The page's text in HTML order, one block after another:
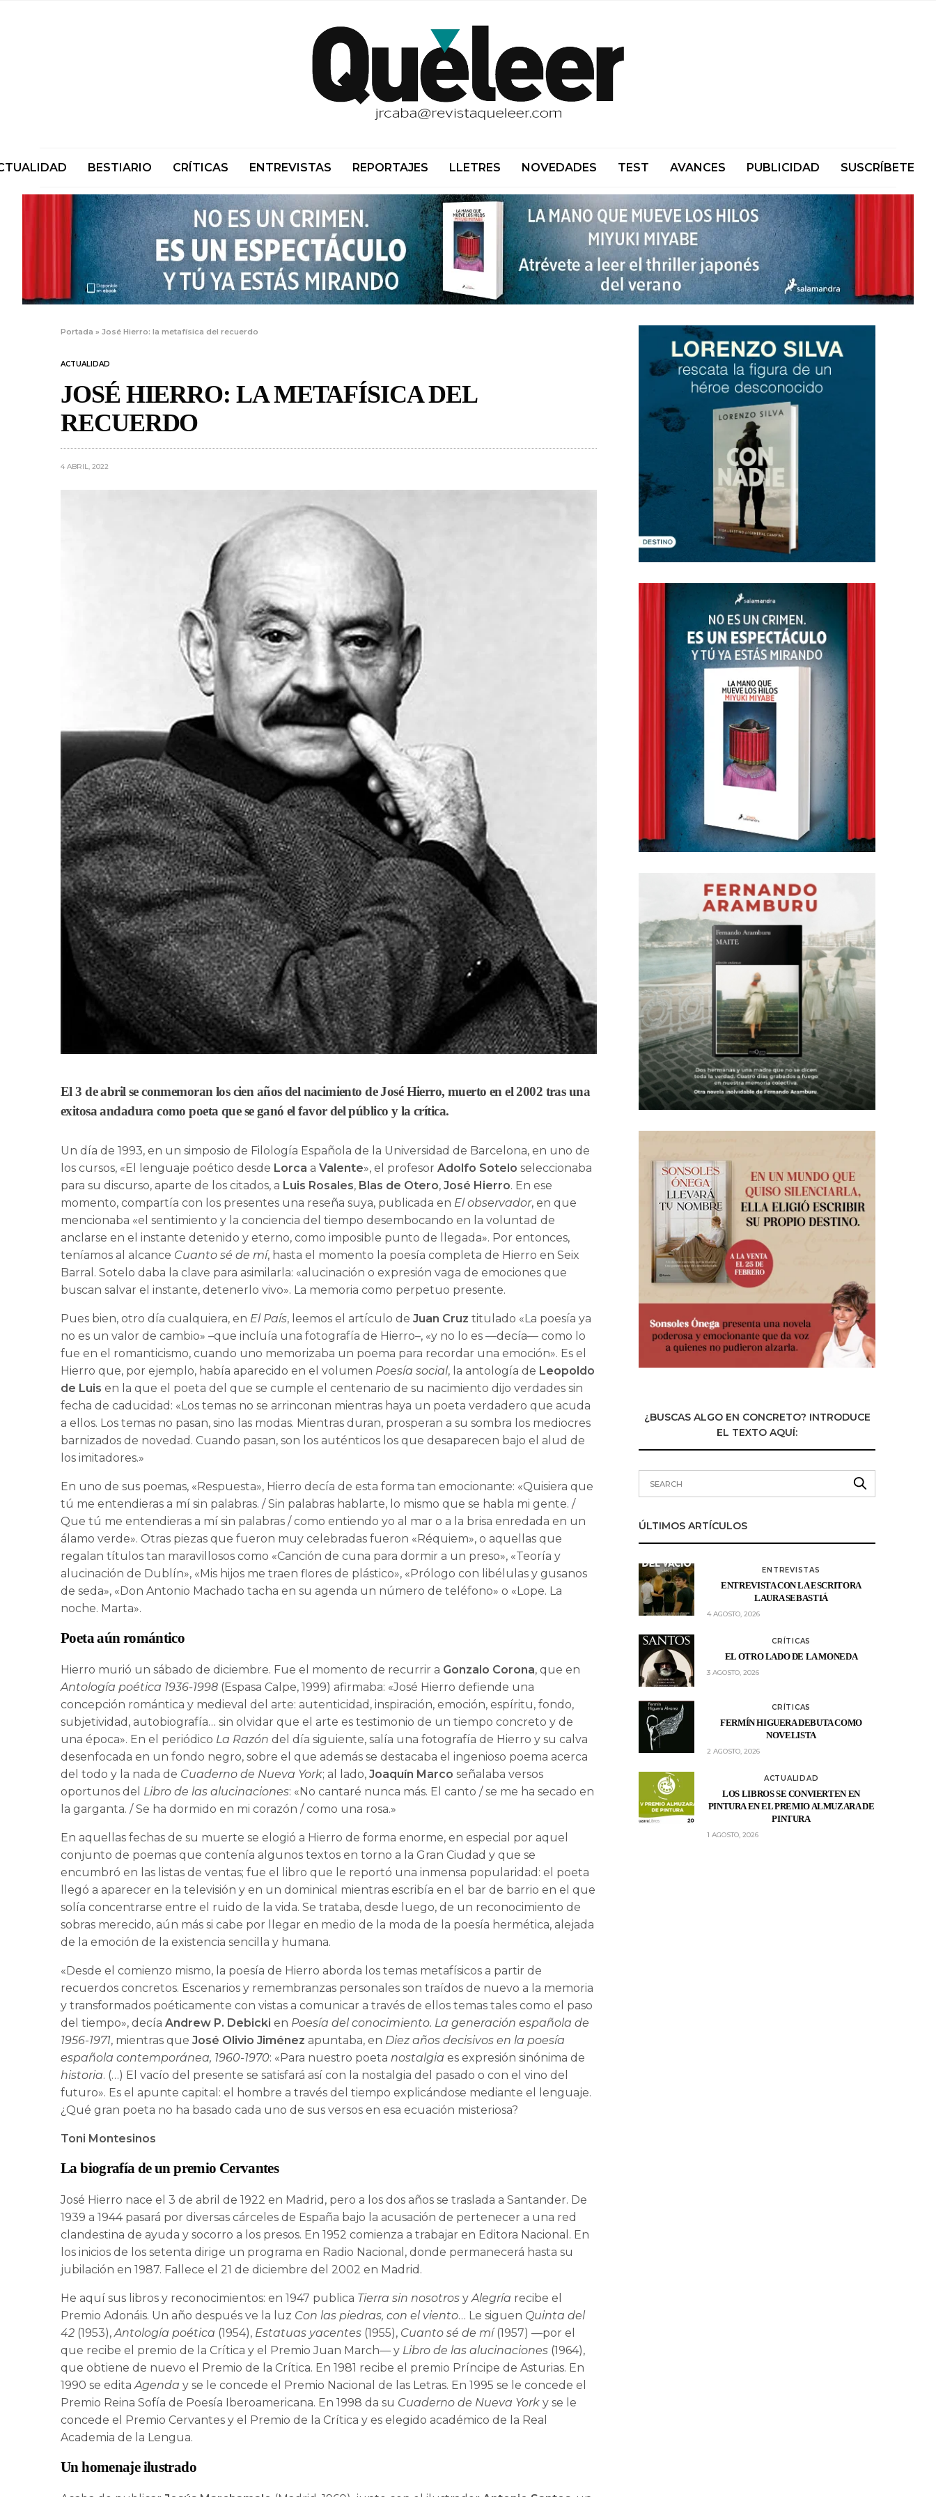
BESTIARIO CRÍTICAS ENTREVISTAS REPORTAJES LLETRES NOVEDADES TEST AVANCES PUBLICIDAD SUSCRÍBETE
Portada »José Hierro: la metafísica del recuerdo
ACTUALIDAD
JOSÉ HIERRO: LA METAFÍSICA DEL
RECUERDO
4 ABRIL, 2022
El 3 de abril se conmemoran los cien años del nacimiento deJosé Hierro, muerto en el 2002 tras una
exitosa andadura como poeta que se ganó el favor del público y la crítica.
Un día de 1993, en un simposio de Filología Española de la Universidad de Barcelona, en uno de
los cursos, «El lenguaje poético desde Lorca aValente», el profesor Adolfo Soteloseleccionaba
para su discurso, aparte de los citados, a Luis Rosales, Blas de Otero,José Hierro. En ese
momento, compartía con los presentes una reseña suya, publicada en El observador, en que
mencionaba «el sentimiento y la conciencia del tiempo desembocando en la voluntad de
anclarse en el instante detenido y eterno, como imposible punto de llegada». Por entonces,
teníamos al alcance Cuanto sé de mí, hasta el momento la poesía completa de Hierro en Seix
Barral. Sotelo daba la clave para asimilarla: «alucinación o expresión vaga de emociones que
buscan salvar el instante, detenerlo vivo». La memoria como perpetuo presente.
Pues bien, otro día cualquiera, en El País, leemos el artículo deJuan Cruz titulado «La poesía ya
no es un valor de cambio» –que incluía una fotografía de Hierro–, «y no lo es —decía— como lo
fue en el romanticismo, cuando uno memorizaba un poema para recordar una emoción». Es el
Hierro que, por ejemplo, había aparecido en el volumen Poesía social, la antología de Leopoldo
de Luis en la que el poeta del que se cumple el centenario de su nacimiento dijo verdades sin
fecha de caducidad: «Los temas no se arrinconan mientras haya un poeta verdadero que acuda
a ellos. Los temas no pasan, sino las modas. Mientras duran, prosperan a su sombra los mediocres
barnizados de novedad. Cuando pasan, son los auténticos los que desaparecen bajo el alud de
los imitadores.»
En uno de sus poemas, «Respuesta», Hierro decía de esta forma tan emocionante: «Quisiera que
tú me entendieras a mí sin palabras. / Sin palabras hablarte, lo mismo que se habla mi gente. /
Que tú me entendieras a mí sin palabras / como entiendo yo al mar o a la brisa enredada en un
álamo verde». Otras piezas que fueron muy celebradas fueron «Réquiem», o aquellas que
regalan títulos tan maravillosos como «Canción de cuna para dormir a un preso», «Teoría y
alucinación de Dublín», «Mis hijos me traen flores de plástico», «Prólogo con libélulas y gusanos
de seda», «Don Antonio Machado tacha en su agenda un número de teléfono» o «Lope. La
noche. Marta».
Poeta aún romántico
Hierro murió un sábado de diciembre. Fue el momento de recurrir a Gonzalo Corona, que en
Antología poética 1936-1998 (Espasa Calpe, 1999) afirmaba: «José Hierro defiende una
concepción romántica y medieval del arte: autenticidad, inspiración, emoción, espíritu, fondo,
subjetividad, autobiografía… sin olvidar que el arte es testimonio de un tiempo concreto y de
una época». En el periódico La Razón del día siguiente, salía una fotografía de Hierro y su calva
desenfocada en un fondo negro, sobre el que además se destacaba el ingenioso poema acerca
del todo y la nada de Cuaderno de Nueva York; al lado,Joaquín Marco señalaba versos
oportunos del Libro de las alucinaciones: «No cantaré nunca más. El canto / se me ha secado en
la garganta. / Se ha dormido en mi corazón / como una rosa.»
En aquellas fechas de su muerte se elogió a Hierro de forma enorme, en especial por aquel
conjunto de poemas que contenía algunos textos en torno a la Gran Ciudad y que se
encumbró en las listas de ventas; fue el libro que le reportó una inmensa popularidad: el poeta
llegó a aparecer en la televisión y en un dominical mientras escribía en el bar de barrio en el que
solía concentrarse entre el ruido de la vida. Se trataba, desde luego, de un reconocimiento de
sobras merecido, aún más si cabe por llegar en medio de la moda de la poesía hermética, alejada
de la emoción de la existencia sencilla y humana.
«Desde el comienzo mismo, la poesía de Hierro aborda los temas metafísicos a partir de
recuerdos concretos. Escenarios y remembranzas personales son traídos de nuevo a la memoria
y transformados poéticamente con vistas a comunicar a través de ellos temas tales como el paso
del tiempo», decíaAndrew P. Debicki en Poesía del conocimiento. La generación española de
1956-1971, mientras queJosé Olivio Jiménez apuntaba, en Diez años decisivos en la poesía
española contemporánea, 1960-1970: «Para nuestro poetanostalgia es expresión sinónima de
historia. (…) El vacío del presente se satisfará así con la nostalgia del pasado o con el vino del
futuro». Es el apunte capital: el hombre a través del tiempo explicándose mediante el lenguaje.
¿Qué gran poeta no ha basado cada uno de sus versos en esa ecuación misteriosa?
Toni Montesinos
La biografía de un premio Cervantes
José Hierro nace el 3 de abril de 1922 en Madrid, pero a los dos años se traslada a Santander. De
1939 a 1944 pasará por diversas cárceles de España bajo la acusación de pertenecer a una red
clandestina de ayuda y socorro a los presos. En 1952 comienza a trabajar en Editora Nacional. En
los inicios de los setenta dirige un programa en Radio Nacional, donde permanecerá hasta su
jubilación en 1987. Fallece el 21 de diciembre del 2002 en Madrid.
He aquí sus libros y reconocimientos: en 1947 publica Tierra sin nosotrosyAlegría recibe el
Premio Adonáis. Un año después ve la luz Con las piedras, con el viento… Le siguen Quinta del
42 (1953),Antología poética (1954), Estatuas yacentes (1955), Cuanto sé de mí(1957) —por el
que recibe el premio de la Crítica y el Premio Juan March— y Libro de las alucinaciones (1964),
que obtiene de nuevo el Premio de la Crítica. En 1981 recibe el premio Príncipe de Asturias. En
1990 se editaAgenda y se le concede el Premio Nacional de las Letras. En 1995 se le concede el
Premio Reina Sofía de Poesía Iberoamericana. En 1998 da su Cuaderno de Nueva York y se le
concede el Premio Cervantes y el Premio de la Crítica y es elegido académico de la Real
Academia de la Lengua.
Un homenaje ilustrado
¿BUSCAS ALGO EN CONCRETO? INTRODUCE
EL TEXTO AQUÍ:
ÚLTIMOS ARTÍCULOS
ENTREVISTAS
ENTREVISTA CON LA ESCRITORA
LAURA SEBASTIÁ
4 AGOSTO, 2026
CRÍTICAS
EL OTRO LADO DE LA MONEDA
3 AGOSTO, 2026
CRÍTICAS
FERMÍN HIGUERA DEBUTA COMO
NOVELISTA
2 AGOSTO, 2026
ACTUALIDAD
LOS LIBROS SE CONVIERTEN EN
PINTURA EN EL PREMIO ALMUZARA DE
PINTURA
1 AGOSTO, 2026